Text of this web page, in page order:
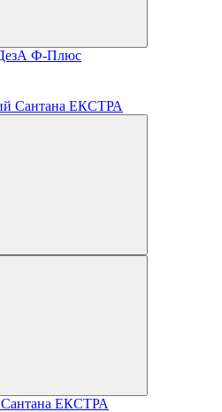
ДезА Ф-Плюс
Сантана ЕКСТРА